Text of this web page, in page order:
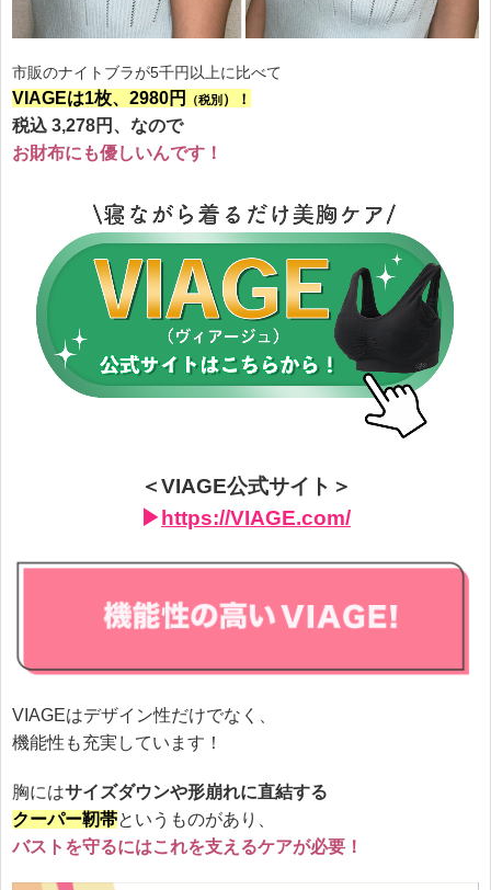
市販のナイトブラが5千円以上に比べて
VIAGEは1枚、2980円 （税別 ）！
税込 3,278円、なので
お財布にも優しいんです！
＜VIAGE公式サイト＞
▶︎ https://VIAGE.com/
VIAGEはデザイン性だけでなく、
機能性も充実しています！
胸にはサイズダウンや形崩れに直結する
クーパー靭帯というものがあり、
バストを守るにはこれを支えるケアが必要！